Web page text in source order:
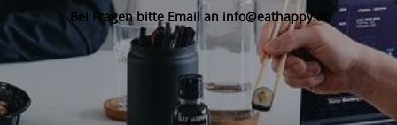
Bei Fragen bitte Email an info@eathappy.at